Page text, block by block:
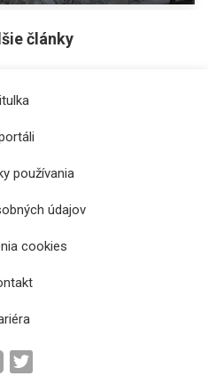
počas leta
kreatívne
filmov
články
používania
údajov
cookies